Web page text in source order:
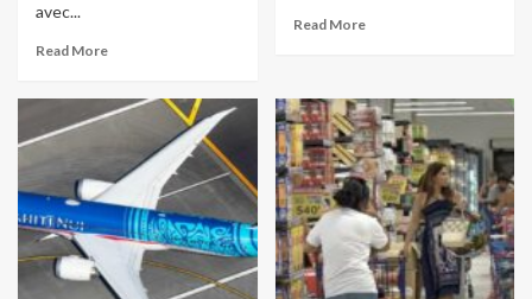
avec...
Read More
Read More